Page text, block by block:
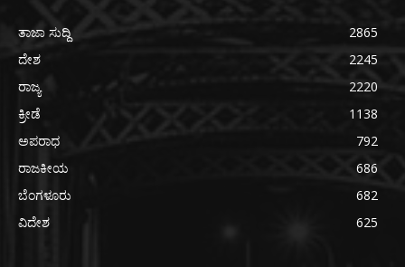
ತಾಜಾ ಸುದ್ದಿ
2865
ದೇಶ
2245
ರಾಜ್ಯ
2220
ಕ್ರೀಡೆ
1138
ಅಪರಾಧ
792
ರಾಜಕೀಯ
686
ಬೆಂಗಳೂರು
682
ವಿದೇಶ
625